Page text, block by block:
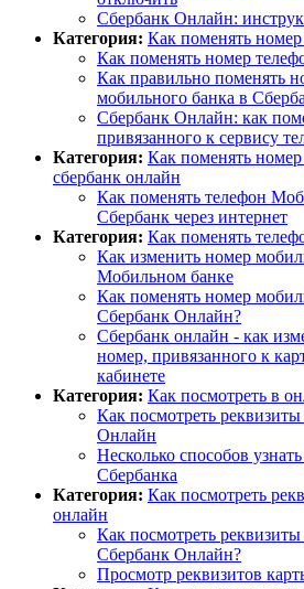
Сбербанк Онлайн:
Категория: Как поменять
Как поменять номер
Как правильно поменять
мобильного банка в
Сбербанк Онлайн: как
привязанного к сервису
Категория: Как поменять
сбербанк онлайн
Как поменять телефон
Сбербанк через интернет
Категория: Как поменять
Как изменить номер
Мобильном банке
Как поменять номер
Сбербанк Онлайн?
Сбербанк онлайн - как
номер, привязанного к
кабинете
Категория: Как посмотреть в
Как посмотреть
Онлайн
Несколько способов
Сбербанка
Категория: Как посмотреть
онлайн
Как посмотреть
Сбербанк Онлайн?
Просмотр реквизитов